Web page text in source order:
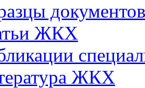
документов
ЖКХ
ЖКХ